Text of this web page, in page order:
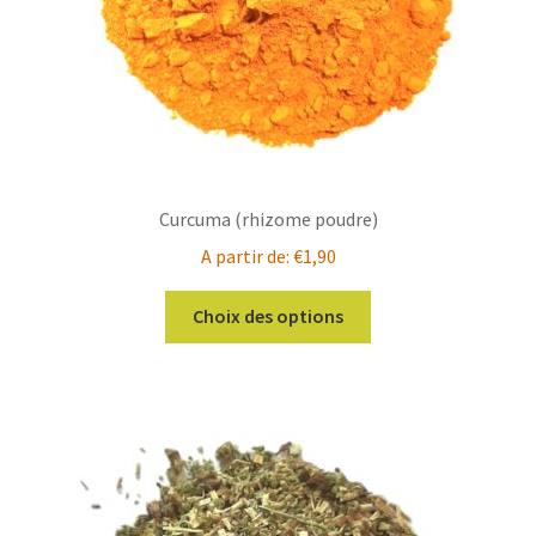
page
du
produit
Curcuma (rhizome poudre)
A partir de: €1,90
Choix des options
peuvent